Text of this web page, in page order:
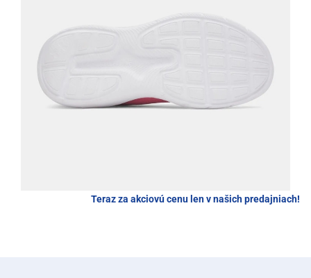
Teraz za akciovú cenu len v našich predajniach!